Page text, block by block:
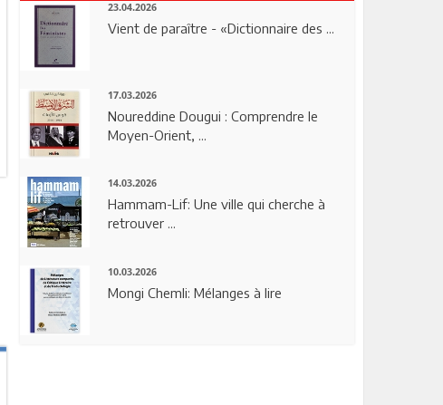
23.04.2026
Vient de paraître - «Dictionnaire des ...
17.03.2026
Noureddine Dougui : Comprendre le
Moyen-Orient, ...
14.03.2026
Hammam-Lif: Une ville qui cherche à
retrouver ...
10.03.2026
Mongi Chemli: Mélanges à lire